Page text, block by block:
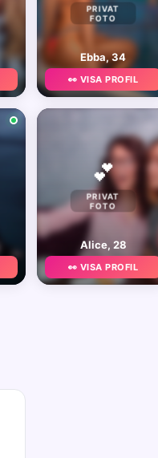
PRIVAT
FOTO
Ebba, 34
👀 VISA PROFIL
💕
PRIVAT
FOTO
Alice, 28
👀 VISA PROFIL